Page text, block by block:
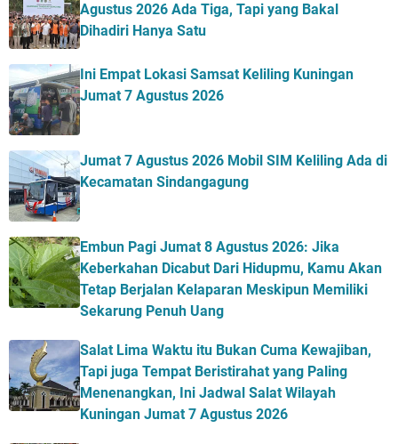
Agustus 2026 Ada Tiga, Tapi yang Bakal
Dihadiri Hanya Satu
Ini Empat Lokasi Samsat Keliling Kuningan
Jumat 7 Agustus 2026
Jumat 7 Agustus 2026 Mobil SIM Keliling Ada di
Kecamatan Sindangagung
Embun Pagi Jumat 8 Agustus 2026: Jika
Keberkahan Dicabut Dari Hidupmu, Kamu Akan
Tetap Berjalan Kelaparan Meskipun Memiliki
Sekarung Penuh Uang
Salat Lima Waktu itu Bukan Cuma Kewajiban,
Tapi juga Tempat Beristirahat yang Paling
Menenangkan, Ini Jadwal Salat Wilayah
Kuningan Jumat 7 Agustus 2026